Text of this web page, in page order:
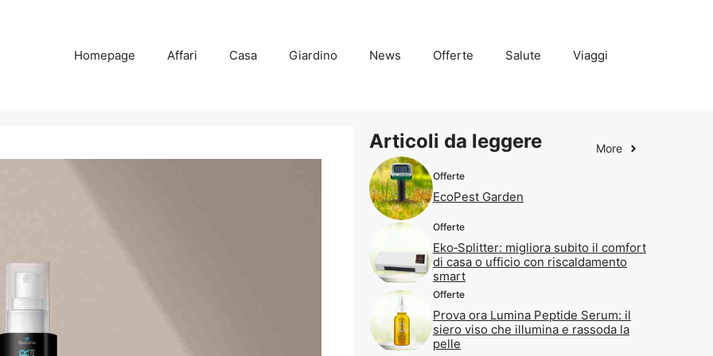
Homepage Affari Casa Giardino News Offerte Salute Viaggi
Articoli da leggere More
Offerte
EcoPest Garden
Offerte
Eko‑Splitter: migliora subito il comfort
di casa o ufficio con riscaldamento
smart
Offerte
Prova ora Lumina Peptide Serum: il
siero viso che illumina e rassoda la
pelle